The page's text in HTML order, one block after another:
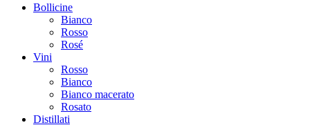
Bollicine
Bianco
Rosso
Rosé
Vini
Rosso
Bianco
Bianco macerato
Rosato
Distillati